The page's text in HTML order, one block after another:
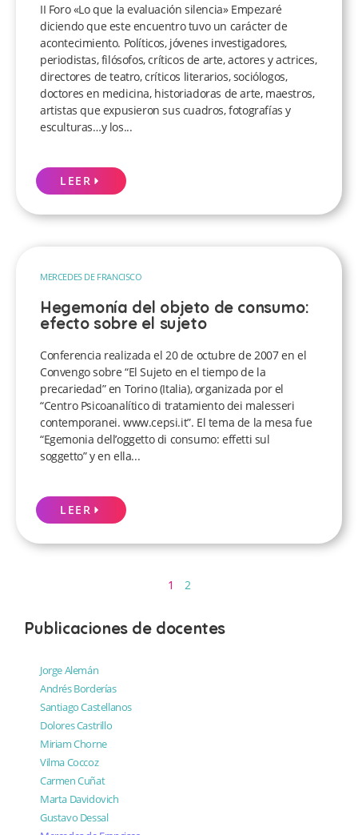
II Foro «Lo que la evaluación silencia» Empezaré
diciendo que este encuentro tuvo un carácter de
acontecimiento. Políticos, jóvenes investigadores,
periodistas, filósofos, críticos de arte, actores y actrices,
directores de teatro, críticos literarios, sociólogos,
doctores en medicina, historiadoras de arte, maestros,
artistas que expusieron sus cuadros, fotografías y
esculturas…y los...
LEER
MERCEDES DE FRANCISCO
Hegemonía del objeto de consumo:
efecto sobre el sujeto
Conferencia realizada el 20 de octubre de 2007 en el
Convengo sobre “El Sujeto en el tiempo de la
precariedad” en Torino (Italia), organizada por el
“Centro Psicoanalítico di tratamiento dei malesseri
contemporanei. www.cepsi.it”. El tema de la mesa fue
“Egemonia dell’oggetto di consumo: effetti sul
soggetto” y en ella...
LEER
1 2
Publicaciones de docentes
Jorge Alemán
Andrés Borderías
Santiago Castellanos
Dolores Castrillo
Miriam Chorne
Vilma Coccoz
Carmen Cuñat
Marta Davidovich
Gustavo Dessal